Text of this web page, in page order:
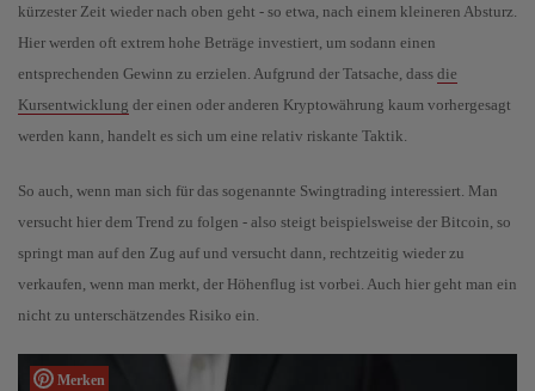
kürzester Zeit wieder nach oben geht - so etwa, nach einem kleineren Absturz.
Hier werden oft extrem hohe Beträge investiert, um sodann einen
entsprechenden Gewinn zu erzielen. Aufgrund der Tatsache, dass die
Kursentwicklung der einen oder anderen Kryptowährung kaum vorhergesagt
werden kann, handelt es sich um eine relativ riskante Taktik.
So auch, wenn man sich für das sogenannte Swingtrading interessiert. Man
versucht hier dem Trend zu folgen - also steigt beispielsweise der Bitcoin, so
springt man auf den Zug auf und versucht dann, rechtzeitig wieder zu
verkaufen, wenn man merkt, der Höhenflug ist vorbei. Auch hier geht man ein
nicht zu unterschätzendes Risiko ein.
Merken